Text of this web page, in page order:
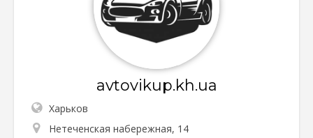
avtovikup.kh.ua
Харьков
Нетеченская набережная, 14